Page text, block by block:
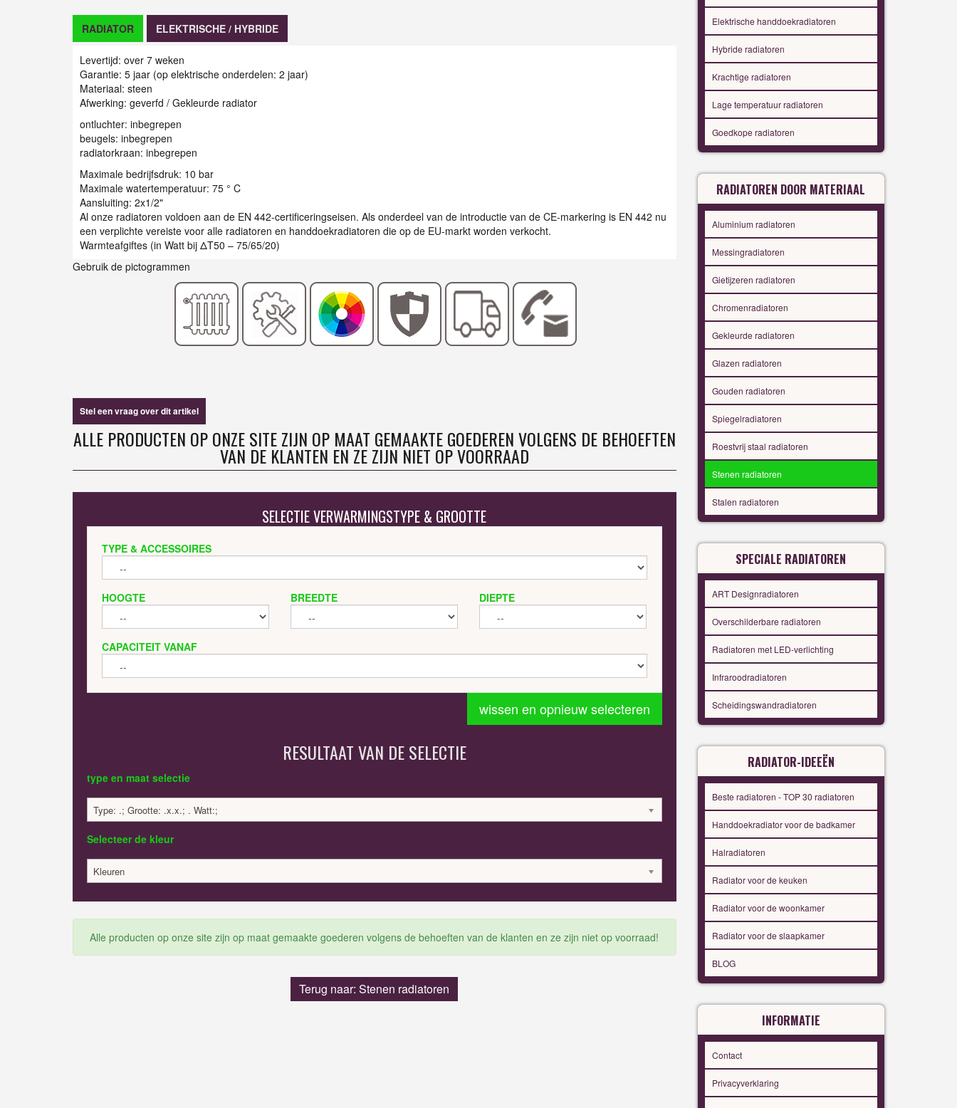
RADIATOR ELEKTRISCHE / HYBRIDE
Levertijd: over 7 weken
Garantie: 5 jaar (op elektrische onderdelen: 2 jaar)
Materiaal: steen
Afwerking: geverfd / Gekleurde radiator
ontluchter: inbegrepen
beugels: inbegrepen
radiatorkraan: inbegrepen
Maximale bedrijfsdruk: 10 bar
Maximale watertemperatuur: 75 ° C
Aansluiting: 2x1/2"
Al onze radiatoren voldoen aan de EN 442-certificeringseisen. Als onderdeel van de introductie van de CE-markering is EN 442 nu
een verplichte vereiste voor alle radiatoren en handdoekradiatoren die op de EU-markt worden verkocht.
Warmteafgiftes (in Watt bij ΔT50 – 75/65/20)
Gebruik de pictogrammen
Stel een vraag over dit artikel
ALLE PRODUCTEN OP ONZE SITE ZIJN OP MAAT GEMAAKTE GOEDEREN VOLGENS DE BEHOEFTEN
VAN DE KLANTEN EN ZE ZIJN NIET OP VOORRAAD
SELECTIE VERWARMINGSTYPE & GROOTTE
TYPE & ACCESSOIRES
HOOGTE BREEDTE DIEPTE
CAPACITEIT VANAF
wissen en opnieuw selecteren
RESULTAAT VAN DE SELECTIE
type en maat selectie
Type: .; Grootte: .x.x.; . Watt:;
Selecteer de kleur
Kleuren
Alle producten op onze site zijn op maat gemaakte goederen volgens de behoeften van de klanten en ze zijn niet op voorraad!
Terug naar: Stenen radiatoren
Elektrische handdoekradiatoren
Hybride radiatoren
Krachtige radiatoren
Lage temperatuur radiatoren
Goedkope radiatoren
RADIATOREN DOOR MATERIAAL
Aluminium radiatoren
Messingradiatoren
Gietijzeren radiatoren
Chromenradiatoren
Gekleurde radiatoren
Glazen radiatoren
Gouden radiatoren
Spiegelradiatoren
Roestvrij staal radiatoren
Stenen radiatoren
Stalen radiatoren
SPECIALE RADIATOREN
ART Designradiatoren
Overschilderbare radiatoren
Radiatoren met LED-verlichting
Infraroodradiatoren
Scheidingswandradiatoren
RADIATOR-IDEEËN
Beste radiatoren - TOP 30 radiatoren
Handdoekradiator voor de badkamer
Halradiatoren
Radiator voor de keuken
Radiator voor de woonkamer
Radiator voor de slaapkamer
BLOG
INFORMATIE
Contact
Privacyverklaring